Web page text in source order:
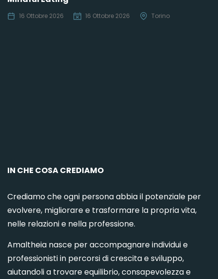
16 Ottobre 2026 16 Ottobre 2026 Torino
IN CHE COSA CREDIAMO
Crediamo che ogni persona abbia il potenziale per
evolvere, migliorare e trasformare la propria vita,
nelle relazioni e nella professione.
Amaltheia nasce per accompagnare individui e
professionisti in percorsi di crescita e sviluppo,
aiutandoli a trovare equilibrio, consapevolezza e